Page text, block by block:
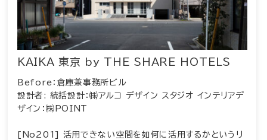
KAIKA 東京 by THE SHARE HOTELS
Before：倉庫兼事務所ビル
設計者: 統括設計：㈱アルコ デザイン スタジオ インテリアデ
ザイン：㈱POINT
[No201] 活用できない空間を如何に活用するかというリ